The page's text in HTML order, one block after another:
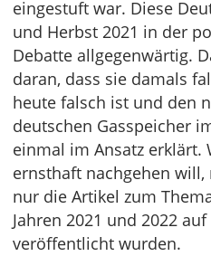
eingestuft war. Diese
und Herbst 2021 in der
Debatte allgegenwärtig.
daran, dass sie damals
heute falsch ist und den
deutschen Gasspeicher
einmal im Ansatz erklärt.
ernsthaft nachgehen
nur die Artikel zum
Jahren 2021 und 2022
veröffentlicht wurden.